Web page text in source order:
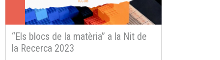
“Els blocs de la matèria” a la Nit de
la Recerca 2023